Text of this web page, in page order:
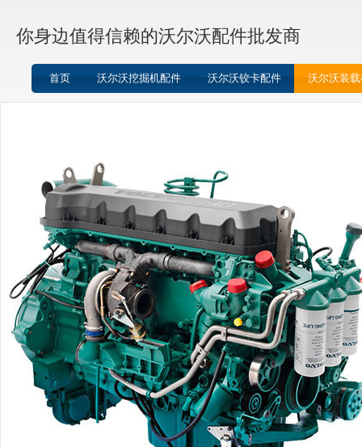
你身边值得信赖的沃尔沃配件批发商
首页 沃尔沃挖掘机配件 沃尔沃铰卡配件 沃尔沃装